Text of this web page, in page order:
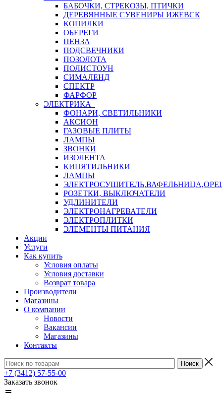
БАБОЧКИ, СТРЕКОЗЫ, ПТИЧКИ
ДЕРЕВЯННЫЕ СУВЕНИРЫ ИЖЕВСК
КОПИЛКИ
ОБЕРЕГИ
ПЕНЗА
ПОДСВЕЧНИКИ
ПОЗОЛОТА
ПОЛИСТОУН
СИМАЛЕНД
СПЕКТР
ФАРФОР
ЭЛЕКТРИКА
ФОНАРИ, СВЕТИЛЬНИКИ
АКСИОН
ГАЗОВЫЕ ПЛИТЫ
ЛАМПЫ
ЗВОНКИ
ИЗОЛЕНТА
КИПЯТИЛЬНИКИ
ЛАМПЫ
РОЗЕТКИ, ВЫКЛЮЧАТЕЛИ
УДЛИНИТЕЛИ
ЭЛЕКТРОНАГРЕВАТЕЛИ
ЭЛЕКТРОПЛИТКИ
ЭЛЕМЕНТЫ ПИТАНИЯ
Акции
Услуги
Как купить
Условия оплаты
Условия доставки
Возврат товара
Производители
Магазины
О компании
Новости
Вакансии
Магазины
Контакты
+7 (3412) 57-55-00
Заказать звонок